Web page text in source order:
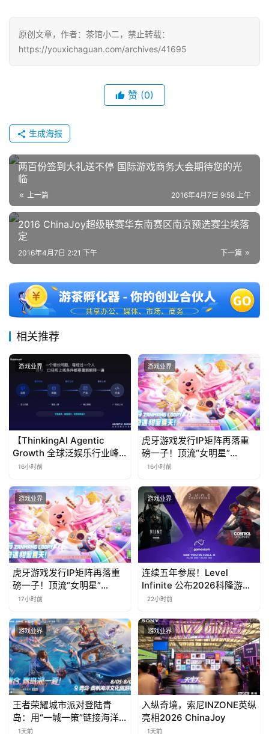
原创文章，作者：茶馆小二，禁止转载：
https://youxichaguan.com/archives/41695
赞 (0)
生成海报
两百份签到大礼送不停 国际游戏商务大会期待您的光
临
上一篇 2016年4月7日 9:58 上午
2016 ChinaJoy超级联赛华东南赛区南京预选赛尘埃落
定
下一篇
2016年4月7日 2:21 下午
相关推荐
游戏业界
【ThinkingAI Agentic
Growth 全球泛娱乐行业峰
会】Agent 时代，人到底负
16小时前
游戏业界
虎牙游戏发行IP矩阵再落重
磅一子！顶流“女明星”
ZANMANG LOOPY 正版3D
曝光
16小时前
游戏业界
虎牙游戏发行IP矩阵再落重
磅一子！顶流“女明星”
ZANMANG LOOPY 正版3D
曝光
17小时前
游戏业界
连续五年参展！Level
Infinite 公布2026科隆游戏
展产品阵容
22小时前
游戏业界
王者荣耀城市派对登陆青
岛：用“一城一策”链接海洋
场景，以双向奔赴带动夏日
1天前
游戏业界
入纵奇境，索尼INZONE英纵
亮相2026 ChinaJoy
1天前